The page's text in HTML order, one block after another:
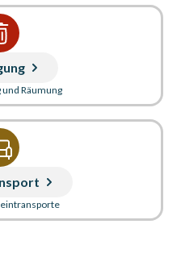
Räumung